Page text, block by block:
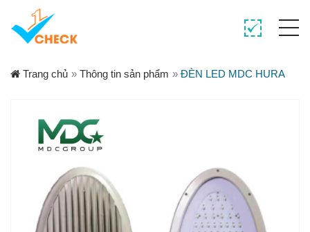
Trang chủ » Thông tin sản phẩm » ĐÈN LED MDC HURA